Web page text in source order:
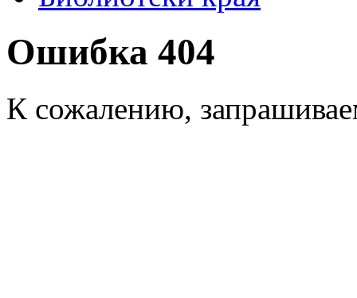
Ошибка 404
К сожалению,